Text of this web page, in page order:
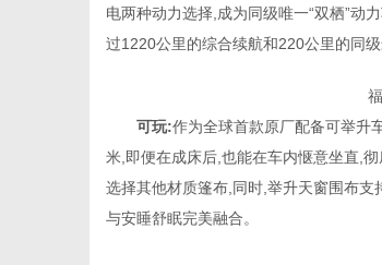
电两种动力选择,成为同级唯一“双栖”动
过1220公里的综合续航和220公里的同
可玩:作为全球首款原厂配备可举升
米,即便在成床后,也能在车内惬意坐直,
选择其他材质篷布,同时,举升天窗围布
与安睡舒眠完美融合。